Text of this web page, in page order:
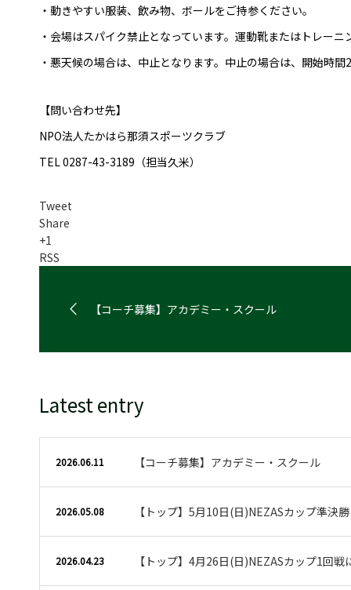
・動きやすい服装、飲み物、ボールをご持参ください。
・会場はスパイク禁止となっています。運動靴またはトレー
・悪天候の場合は、中止となります。中止の場合は、開始時
【問い合わせ先】
NPO法人たかはら那須スポーツクラブ
TEL 0287-43-3189（担当久米）
Tweet
Share
+1
RSS
【コーチ募集】アカデミー・スクール
Latest entry
2026.06.11 【コーチ募集】アカデミー・スクール
2026.05.08 【トップ】5月10日(日)NEZASカップ準決
2026.04.23 【トップ】4月26日(日)NEZASカップ1回戦